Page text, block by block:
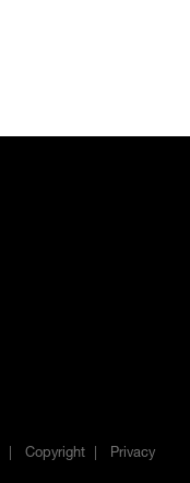
Copyright Privacy